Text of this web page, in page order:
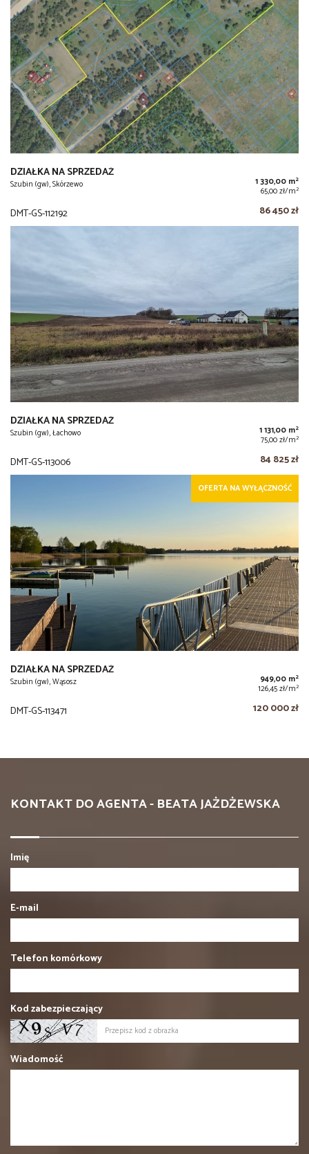
DZIAŁKA NA SPRZEDAŻ
Szubin (gw), Skórzewo 1 330,00 m2
65,00 zł/m2
DMT-GS-112192 86 450 zł
DZIAŁKA NA SPRZEDAŻ
Szubin (gw), Łachowo 1 131,00 m2
75,00 zł/m2
DMT-GS-113006 84 825 zł
OFERTA NA WYŁĄCZNOŚĆ
DZIAŁKA NA SPRZEDAŻ
Szubin (gw), Wąsosz 949,00 m2
126,45 zł/m2
DMT-GS-113471 120 000 zł
KONTAKT DO AGENTA - BEATA JAŻDŻEWSKA
Imię
E-mail
Telefon komórkowy
Kod zabezpieczający
Wiadomość